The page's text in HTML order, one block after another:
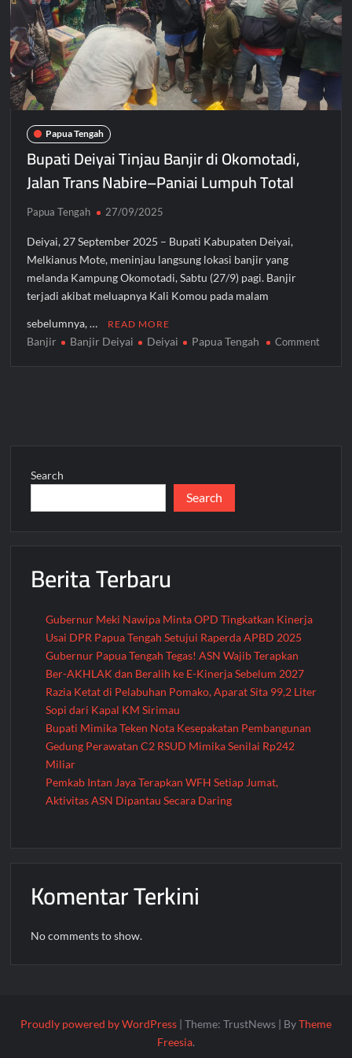
Papua Tengah
Bupati Deiyai Tinjau Banjir di Okomotadi,
Jalan Trans Nabire–Paniai Lumpuh Total
Papua Tengah 27/09/2025
Deiyai, 27 September 2025 – Bupati Kabupaten Deiyai,
Melkianus Mote, meninjau langsung lokasi banjir yang
melanda Kampung Okomotadi, Sabtu (27/9) pagi. Banjir
terjadi akibat meluapnya Kali Komou pada malam
sebelumnya, … READ MORE
Banjir Banjir Deiyai Deiyai Papua Tengah Commenton
Search
Search
Berita Terbaru
Gubernur Meki Nawipa Minta OPD Tingkatkan Kinerja
Usai DPR Papua Tengah Setujui Raperda APBD 2025
Gubernur Papua Tengah Tegas! ASN Wajib Terapkan
Ber-AKHLAK dan Beralih ke E-Kinerja Sebelum 2027
Razia Ketat di Pelabuhan Pomako, Aparat Sita 99,2 Liter
Sopi dari Kapal KM Sirimau
Bupati Mimika Teken Nota Kesepakatan Pembangunan
Gedung Perawatan C2 RSUD Mimika Senilai Rp242
Miliar
Pemkab Intan Jaya Terapkan WFH Setiap Jumat,
Aktivitas ASN Dipantau Secara Daring
Komentar Terkini
No comments to show.
Proudly powered by WordPress | Theme: TrustNews | ByTheme
Freesia.